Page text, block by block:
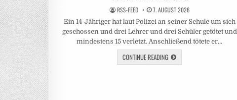
RSS-FEED 7. AUGUST 2026
Ein 14-Jähriger hat laut Polizei an seiner Schule um sich
geschossen und drei Lehrer und drei Schüler getötet und
mindestens 15 verletzt. Anschließend tötete er…
CONTINUE READING